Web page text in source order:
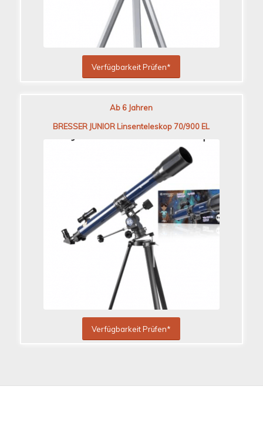
Verfügbarkeit Prüfen*
Ab 6 Jahren
BRESSER JUNIOR Linsenteleskop 70/900 EL
Verfügbarkeit Prüfen*